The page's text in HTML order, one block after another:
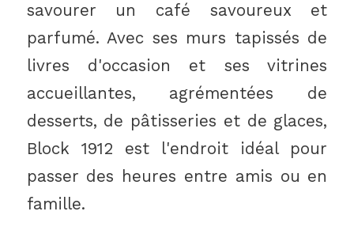
savourer un café savoureux et
parfumé. Avec ses murs tapissés de
livres d'occasion et ses vitrines
accueillantes, agrémentées de
desserts, de pâtisseries et de glaces,
Block 1912 est l'endroit idéal pour
passer des heures entre amis ou en
famille.